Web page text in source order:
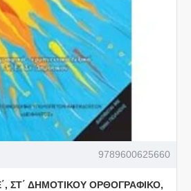
9789600625660
ΣΤ΄ ΔΗΜΟΤΙΚΟΥ ΟΡΘΟΓΡΑΦΙΚΟ,